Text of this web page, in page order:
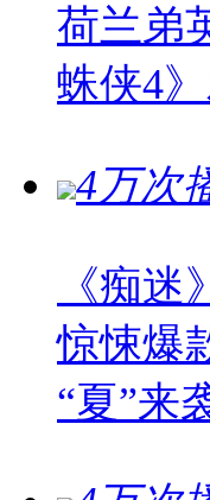
荷兰弟
蛛侠4
4万次
《痴
惊悚爆
“夏”来